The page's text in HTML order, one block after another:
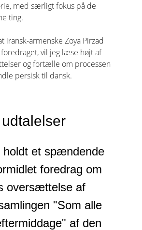
med særligt fokus på de
ting.
iransk-armenske Zoya Pirzad
vil jeg læse højt af
og fortælle om processen
persisk til dansk.
udtalelser
holdt et spændende
foredrag om
oversættelse af
"Som alle
af den